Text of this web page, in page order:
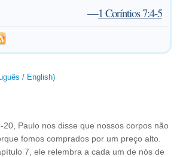
—1 Coríntios 7:4-5
/ English)
20, Paulo nos disse que nossos corpos não
fomos comprados por um preço alto.
7, ele relembra a cada um de nós de